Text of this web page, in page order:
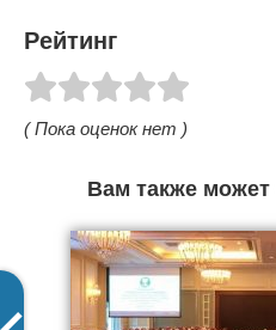
Рейтинг
( Пока оценок нет )
Вам также